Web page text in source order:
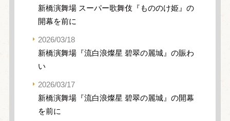
新橋演舞場 スーパー歌舞伎『もののけ姫』の
開幕を前に
2026/03/18
新橋演舞場『流白浪燦星 碧翠の麗城』の賑わ
い
2026/03/17
新橋演舞場『流白浪燦星 碧翠の麗城』の開幕
を前に